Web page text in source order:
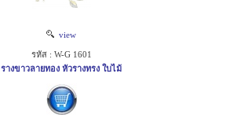
view
รหัส : W-G 1601
รางขาวลายทอง หัวรางทรง ใบไม้